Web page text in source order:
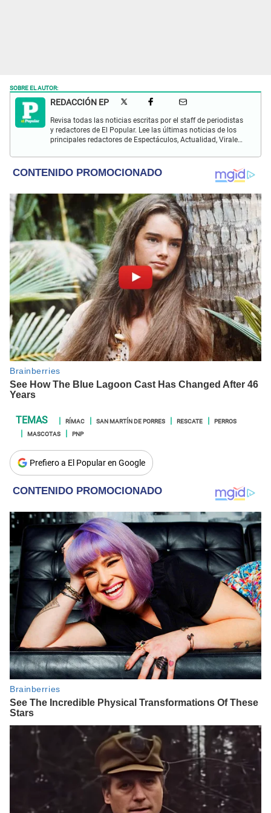
SOBRE EL AUTOR:
REDACCIÓN EP
Revisa todas las noticias escritas por el staff de periodistas
y redactores de El Popular. Lee las últimas noticias de los
principales redactores de Espectáculos, Actualidad, Virales,
RÍMAC SAN MARTÍN DE PORRES RESCATE
PERROS
MASCOTAS
PNP
Prefiero a El Popular en Google